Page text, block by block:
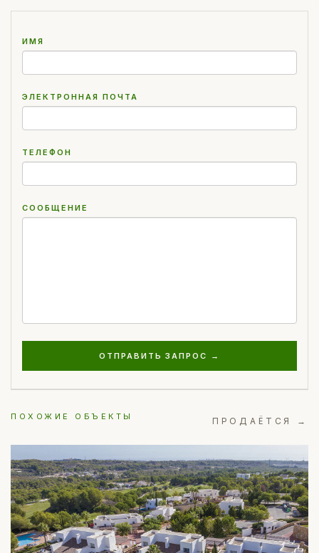
ИМЯ
ЭЛЕКТРОННАЯ ПОЧТА
ТЕЛЕФОН
СООБЩЕНИЕ
ОТПРАВИТЬ ЗАПРОС →
ПОХОЖИЕ ОБЪЕКТЫ ПРОДАЁТСЯ →